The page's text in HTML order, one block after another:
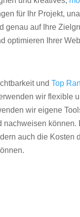
für Ihr Projekt,
genau auf Ihre
optimieren Ihrer
undTop
wir flexible
wir eigene
nachweisen können.
auch die Kosten